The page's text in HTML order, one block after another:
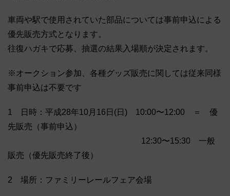
車両や駅で使用されていた部品については事前申込による
優先販売方式となります。
往復ハガキで応募、抽選の結果入場順が決定されます。
※オークション参加、各種グッズ販売に関しては従来同様
事前申込は不要です
1 日時：平成28年10月16日(日) 10:00〜12:00 ＝ 優
先販売（事前申込）
12:30〜15:30 一般
販売（優先販売終了後）
2 場所：ファミリーレールフェア会場